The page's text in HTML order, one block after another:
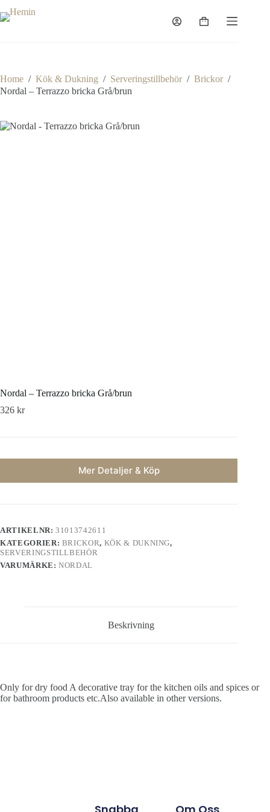
Home / Kök & Dukning / Serveringstillbehör / Brickor /
Nordal – Terrazzo bricka Grå/brun
Nordal – Terrazzo bricka Grå/brun
326 kr
Mer Detaljer & Köp
ARTIKELNR:31013742611
KATEGORIER: BRICKOR, KÖK & DUKNING,
SERVERINGSTILLBEHÖR
VARUMÄRKE:NORDAL
Beskrivning
Only for dry food A decorative tray for the kitchen oils and spices or
for bathroom products etc.Also available in other versions.